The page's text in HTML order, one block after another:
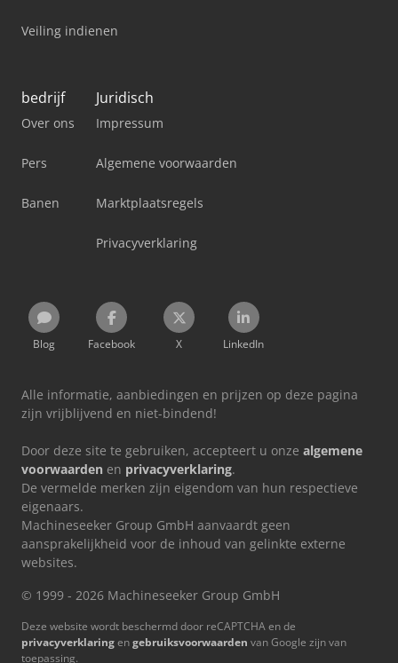
Veiling indienen
bedrijf
Over ons
Pers
Banen
Juridisch
Impressum
Algemene voorwaarden
Marktplaatsregels
Privacyverklaring
Blog Facebook X LinkedIn
Alle informatie, aanbiedingen en prijzen op deze pagina
zijn vrijblijvend en niet-bindend!
Door deze site te gebruiken, accepteert u onze algemene
voorwaarden en privacyverklaring.
De vermelde merken zijn eigendom van hun respectieve
eigenaars.
Machineseeker Group GmbH aanvaardt geen
aansprakelijkheid voor de inhoud van gelinkte externe
websites.
© 1999 - 2026 Machineseeker Group GmbH
Deze website wordt beschermd door reCAPTCHA en de
privacyverklaringengebruiksvoorwaarden van Google zijn van
toepassing.